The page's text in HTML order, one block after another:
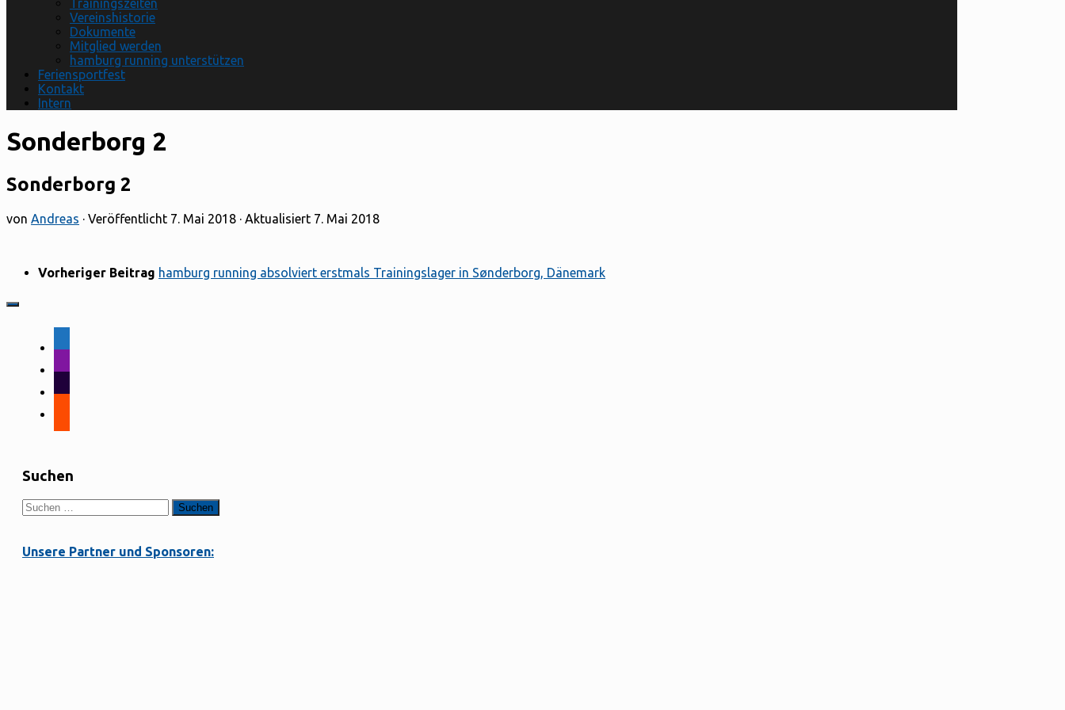
Trainingszeiten
Vereinshistorie
Dokumente
Mitglied werden
hamburg running unterstützen
Feriensportfest
Kontakt
Intern
Sonderborg 2
Sonderborg 2
von Andreas · Veröffentlicht 7. Mai 2018 · Aktualisiert 7. Mai 2018
Vorheriger Beitrag hamburg running absolviert erstmals Trainingslager in Sønderborg, Dänemark
Suchen
Suchen
nach:
Unsere Partner und Sponsoren: